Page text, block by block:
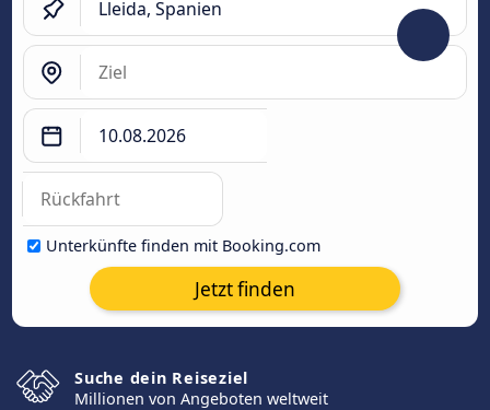
Unterkünfte finden mit Booking.com
Jetzt finden
Suche dein Reiseziel
Millionen von Angeboten weltweit